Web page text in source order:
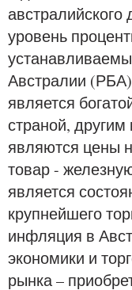
уровень
Австралии
является
страной,
являются цены
товар -
является
крупнейшего
инфляция в
экономики и
рынка –